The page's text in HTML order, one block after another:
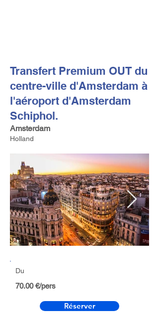
Transfert Premium OUT du
centre-ville d'Amsterdam à
l'aéroport d'Amsterdam
Schiphol.
Amsterdam
Holland
Du
70.00 €/pers
Réserver